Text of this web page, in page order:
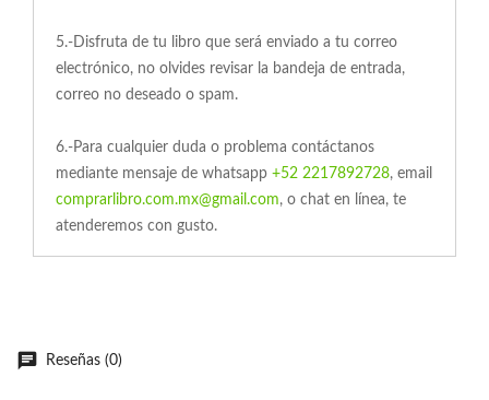
5.-Disfruta de tu libro que será enviado a tu correo
electrónico, no olvides revisar la bandeja de entrada,
correo no deseado o spam.
6.-Para cualquier duda o problema contáctanos
mediante mensaje de whatsapp +52 2217892728, email
comprarlibro.com.mx@gmail.com, o chat en línea, te
atenderemos con gusto.
Reseñas (0)